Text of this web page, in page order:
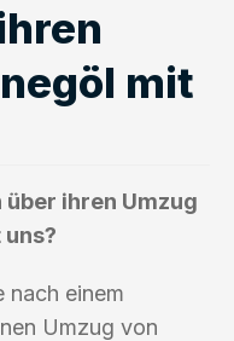
mit
über ihren Umzug
nach einem
Umzug von